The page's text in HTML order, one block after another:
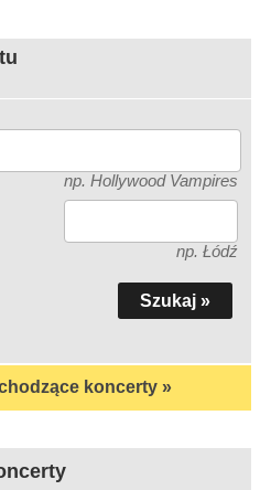
np. Hollywood Vampires
np. Łódź
koncerty »